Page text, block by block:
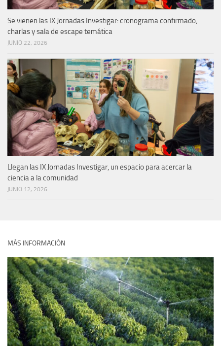
Se vienen las IX Jornadas Investigar: cronograma confirmado,
charlas y sala de escape temática
JUNIO 22, 2026
Llegan las IX Jornadas Investigar, un espacio para acercar la
ciencia a la comunidad
JUNIO 12, 2026
MÁS INFORMACIÓN